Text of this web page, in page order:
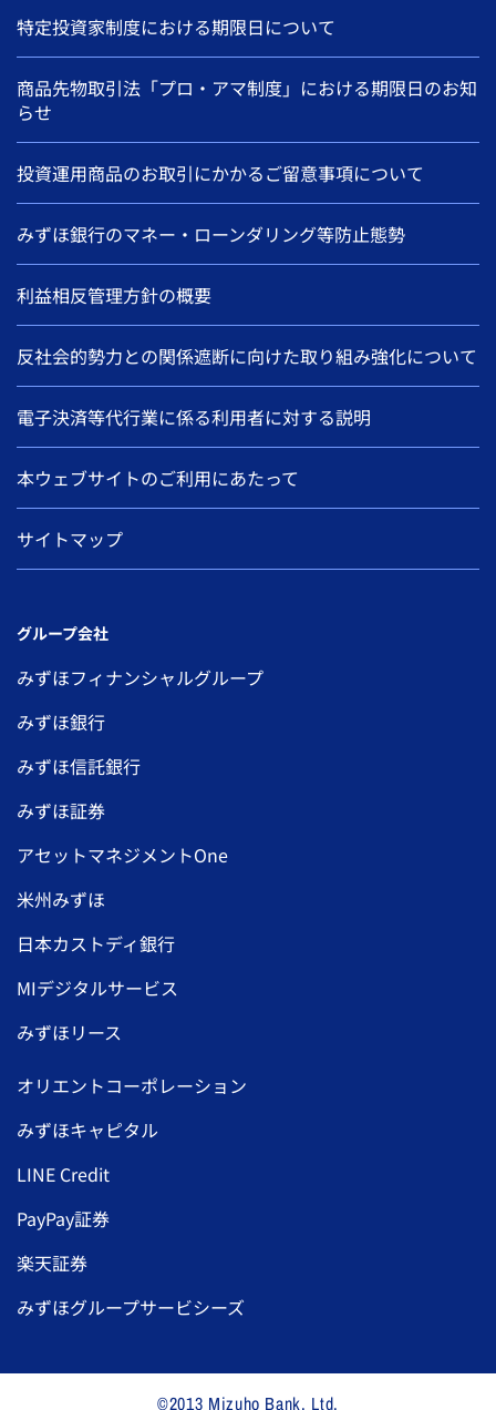
特定投資家制度における期限日について
商品先物取引法「プロ・アマ制度」における期限日のお知
らせ
投資運用商品のお取引にかかるご留意事項について
みずほ銀行のマネー・ローンダリング等防止態勢
利益相反管理方針の概要
反社会的勢力との関係遮断に向けた取り組み強化について
電子決済等代行業に係る利用者に対する説明
本ウェブサイトのご利用にあたって
サイトマップ
グループ会社
みずほフィナンシャルグループ
みずほ銀行
みずほ信託銀行
みずほ証券
アセットマネジメントOne
米州みずほ
日本カストディ銀行
MIデジタルサービス
みずほリース
オリエントコーポレーション
みずほキャピタル
LINE Credit
PayPay証券
楽天証券
みずほグループサービシーズ
©2013 Mizuho Bank, Ltd.